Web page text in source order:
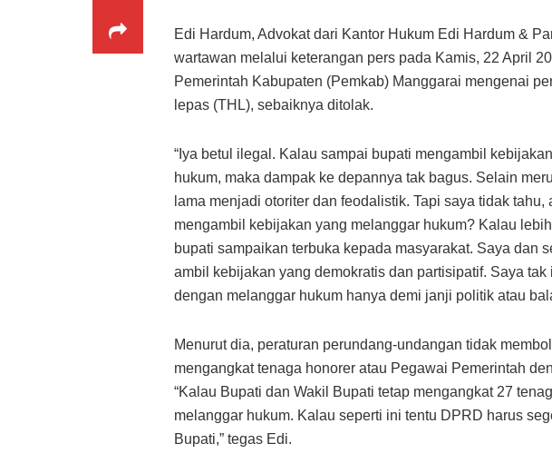
Edi Hardum, Advokat dari Kantor Hukum Edi Hardum &
wartawan melalui keterangan pers pada Kamis, 22 April
Pemerintah Kabupaten (Pemkab) Manggarai mengenai
lepas (THL), sebaiknya ditolak.
“Iya betul ilegal. Kalau sampai bupati mengambil
hukum, maka dampak ke depannya tak bagus. Selain
lama menjadi otoriter dan feodalistik. Tapi saya tidak
mengambil kebijakan yang melanggar hukum? Kalau
bupati sampaikan terbuka kepada masyarakat. Saya dan
ambil kebijakan yang demokratis dan partisipatif. Saya
dengan melanggar hukum hanya demi janji politik atau
Menurut dia, peraturan perundang-undangan tidak
mengangkat tenaga honorer atau Pegawai Pemerintah
“Kalau Bupati dan Wakil Bupati tetap mengangkat 27
melanggar hukum. Kalau seperti ini tentu DPRD harus
Bupati,” tegas Edi.